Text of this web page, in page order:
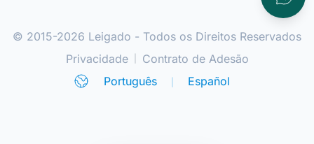
© 2015-2026 Leigado - Todos os Direitos Reservados
Privacidade
Contrato de Adesão
Português
Español